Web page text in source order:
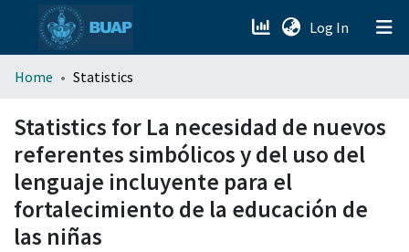
Log In (current)
menu.section.about_menu
All of DSpace
Home Statistics
Statistics for La necesidad de nuevos
referentes simbólicos y del uso del
lenguaje incluyente para el
fortalecimiento de la educación de
las niñas